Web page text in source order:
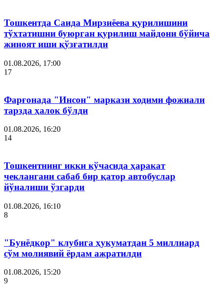
Тошкентда Саида Мирзиёева қурилишини
тўхтатишни буюрган қурилиш майдони бўйича
жиноят иши қўзғатилди
01.08.2026, 17:00
17
Фарғонада "Инсон" маркази ходими фожиали
тарзда ҳалок бўлди
01.08.2026, 16:20
14
Тошкентнинг икки кўчасида ҳаракат
чеклангани сабаб бир қатор автобуслар
йўналиши ўзгарди
01.08.2026, 16:10
8
"Бунёдкор" клубига ҳукуматдан 5 миллиард
сўм молиявий ёрдам ажратилди
01.08.2026, 15:20
9